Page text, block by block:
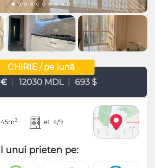
CHIRIE / pe lună
€
12030 MDL 693 $
45m2 et. 4/9
unui prieten pe: